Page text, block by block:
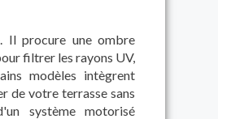
Il procure une ombre
filtrer les rayons UV,
modèles intègrent
de votre terrasse sans
système motorisé